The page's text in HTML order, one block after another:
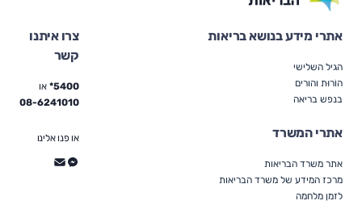
אתרי מידע בנושא בריאות
הגיל השלישי
הוֹרוּת והורים
בנפש בריאה
אתרי המשרד
אתר משרד הבריאות
מרכז המידע של משרד הבריאות
לזמן מלחמה
צרו איתנו
קשר
5400* או
08-6241010
או פנו אלינו